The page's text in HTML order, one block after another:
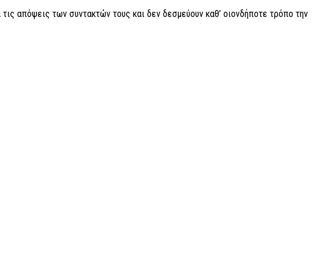
απόψεις των συντακτών τους και δεν δεσμεύουν καθ’ οιονδήποτε τρόπο την